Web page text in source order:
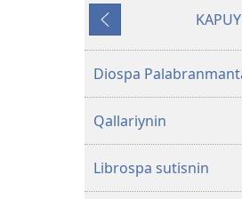
Ñaupaj
kaj
Diospa
Qallariynin
Librospa sutisnin